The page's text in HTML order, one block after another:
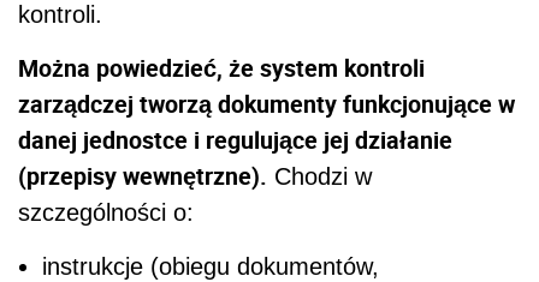
kontroli.
Można powiedzieć, że system kontroli
zarządczej tworzą dokumenty funkcjonujące w
danej jednostce i regulujące jej działanie
(przepisy wewnętrzne). Chodzi w
szczególności o:
instrukcje (obiegu dokumentów,